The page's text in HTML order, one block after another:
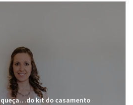
kit do casamento